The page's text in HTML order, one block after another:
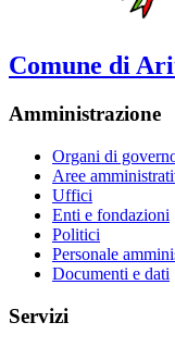
Comune di
Amministrazione
Organi di
Aree
Uffici
Enti e fondazioni
Politici
Personale
Documenti e dati
Servizi